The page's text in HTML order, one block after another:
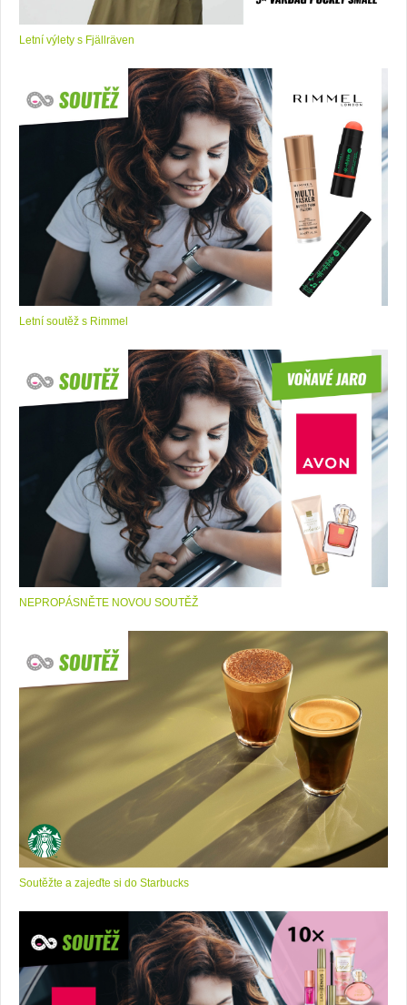
Letní výlety s Fjällräven
Letní soutěž s Rimmel
NEPROPÁSNĚTE NOVOU SOUTĚŽ
Soutěžte a zajeďte si do Starbucks